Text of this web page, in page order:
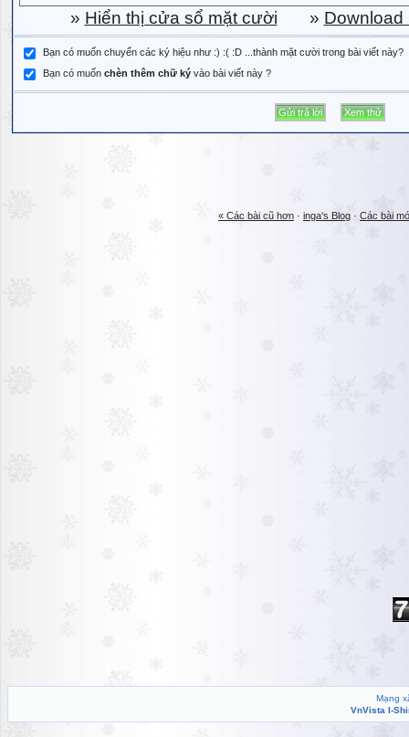
» Hiển thị cửa sổ mặt cười » Download
Bạn có muốn chuyển các ký hiệu như :) :( :D ...thành mặt cười trong bài viết này?
Bạn có muốn chèn thêm chữ ký vào bài viết này ?
« Các bài cũ hơn · inga's Blog · Các bài
Mạng
VnVista I-